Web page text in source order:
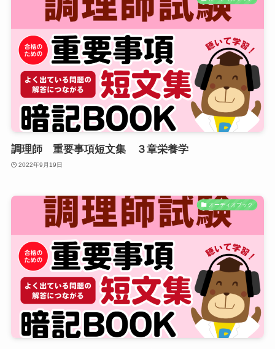
調理師 重要事項短文集 ３章栄養学
2022年9月19日
オーディオブック